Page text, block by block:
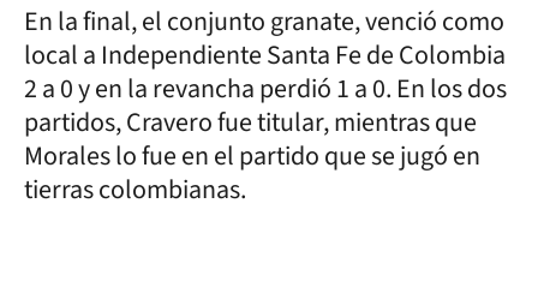
En la final, el conjunto granate, venció como
local a Independiente Santa Fe de Colombia
2 a 0 y en la revancha perdió 1 a 0. En los dos
partidos, Cravero fue titular, mientras que
Morales lo fue en el partido que se jugó en
tierras colombianas.